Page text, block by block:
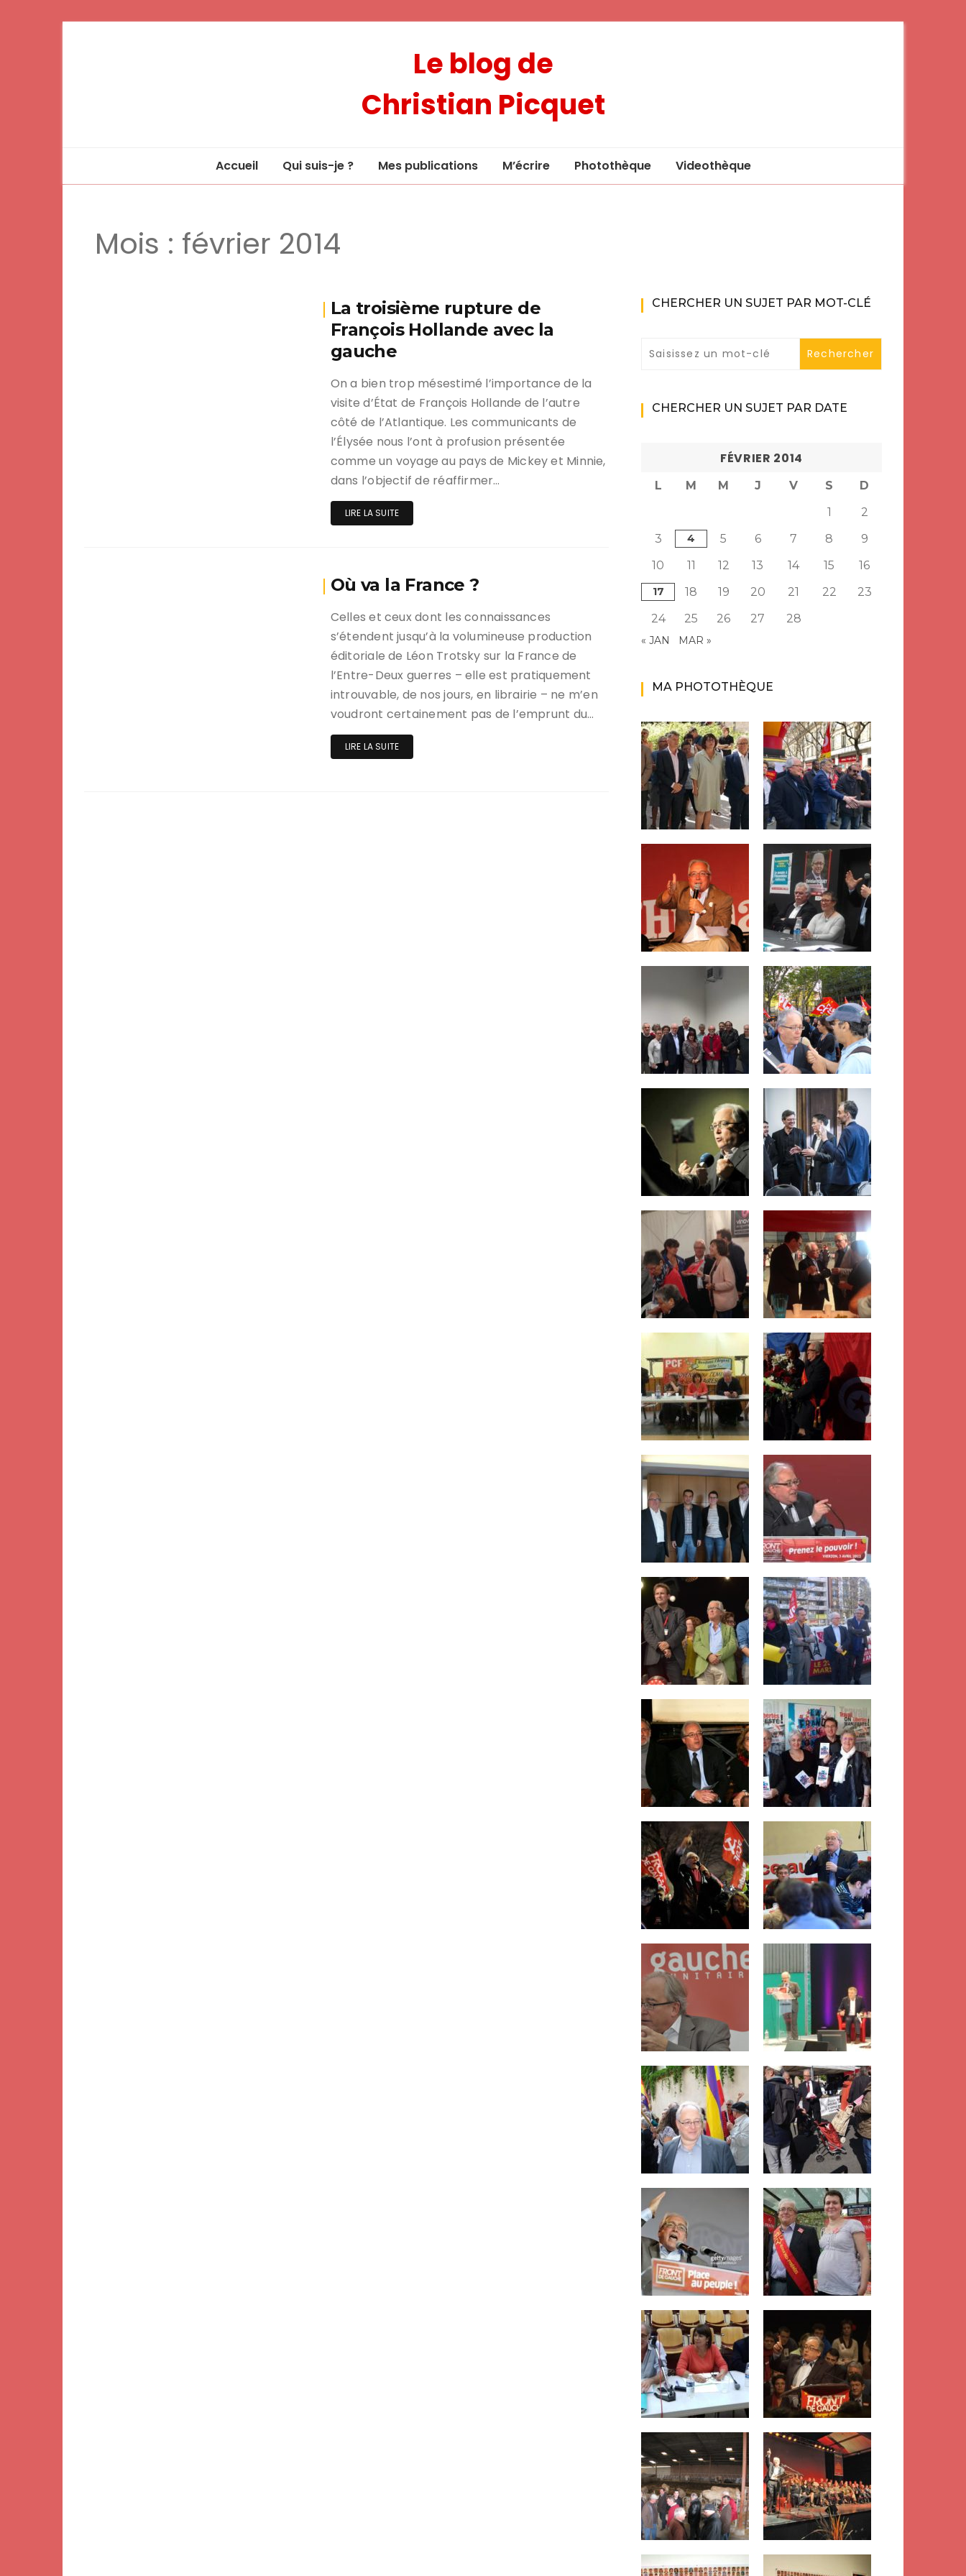
Le blog de
Christian Picquet
Accueil Qui suis-je ? Mes publications M’écrire Photothèque Videothèque
Mois : février 2014
La troisième rupture de
François Hollande avec la
gauche
On a bien trop mésestimé l’importance de la
visite d’État de François Hollande de l’autre
côté de l’Atlantique. Les communicants de
l’Élysée nous l’ont à profusion présentée
comme un voyage au pays de Mickey et Minnie,
dans l’objectif de réaffirmer…
LIRE LA SUITE
Où va la France ?
Celles et ceux dont les connaissances
s’étendent jusqu’à la volumineuse production
éditoriale de Léon Trotsky sur la France de
l’Entre-Deux guerres – elle est pratiquement
introuvable, de nos jours, en librairie – ne m’en
voudront certainement pas de l’emprunt du…
LIRE LA SUITE
CHERCHER UN SUJET PAR MOT-CLÉ
CHERCHER UN SUJET PAR DATE
FÉVRIER 2014
L M M J V S
D
1
2
3
4 5 6 7 8
9
10
11 12 13 14 15 16
17 18 19 20 21 22
23
24
25 26 27 28
« JAN MAR »
MA PHOTOTHÈQUE